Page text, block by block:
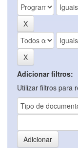
Adicionar filtros:
Utilizar filtros para